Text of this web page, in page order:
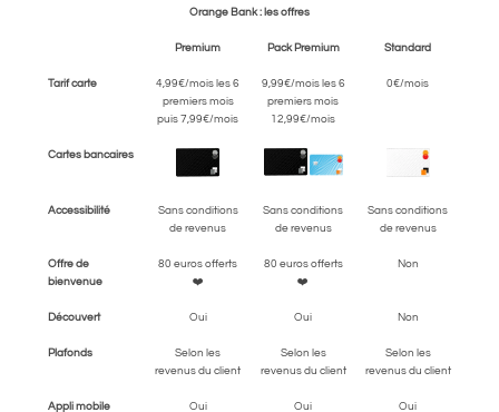
Orange Bank : les offres
Premium Pack Premium Standard
Tarif carte
4,99€/mois les 6
premiers mois
puis 7,99€/mois
9,99€/mois les 6
premiers mois
12,99€/mois
0€/mois
Cartes bancaires
Accessibilité
Sans conditions
de revenus
Sans conditions
de revenus
Sans conditions
de revenus
Offre de
bienvenue
80 euros offerts
❤️
80 euros offerts
❤️
Non
Découvert Oui Oui Non
Plafonds
Selon les
revenus du client
Selon les
revenus du client
Selon les
revenus du client
Appli mobile Oui Oui Oui